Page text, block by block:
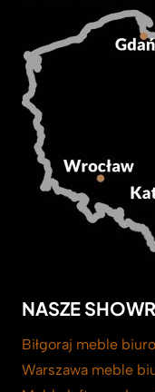
NASZE
Biłgoraj meble
Warszawa meble